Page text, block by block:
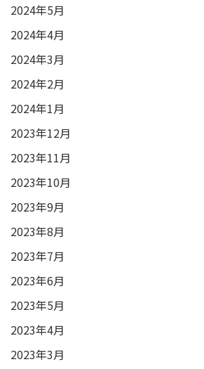
2024年5月
2024年4月
2024年3月
2024年2月
2024年1月
2023年12月
2023年11月
2023年10月
2023年9月
2023年8月
2023年7月
2023年6月
2023年5月
2023年4月
2023年3月